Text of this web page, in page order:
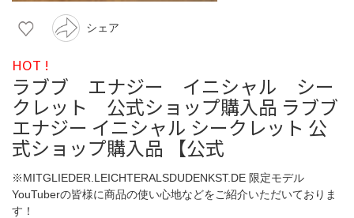
シェア
HOT !
ラブブ エナジー イニシャル シー
クレット 公式ショップ購入品 ラブブ
エナジー イニシャル シークレット 公
式ショップ購入品 【公式
※MITGLIEDER.LEICHTERALSDUDENKST.DE 限定モデル
YouTuberの皆様に商品の使い心地などをご紹介いただいておりま
す！